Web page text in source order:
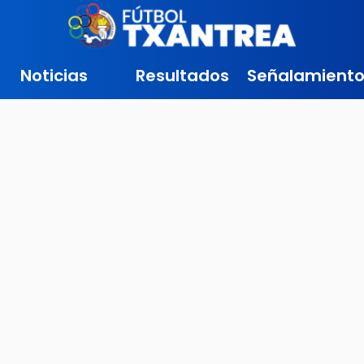
Noticias Resultados